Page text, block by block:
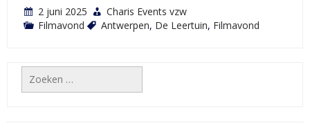
2 juni 2025
Charis Events vzw
Filmavond
Antwerpen, De Leertuin, Filmavond
Zoeken
naar: